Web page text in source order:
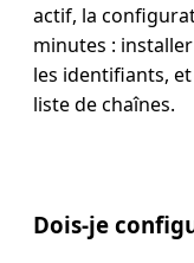
actif, la
minutes :
les identifiants,
liste de chaînes.
Dois-je